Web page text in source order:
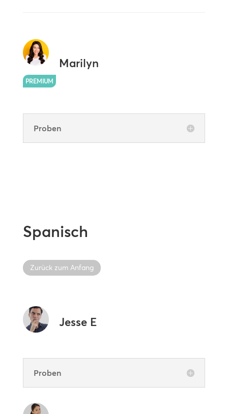
Marilyn
PREMIUM
Proben
Spanisch
Zurück zum Anfang
Jesse E
Proben